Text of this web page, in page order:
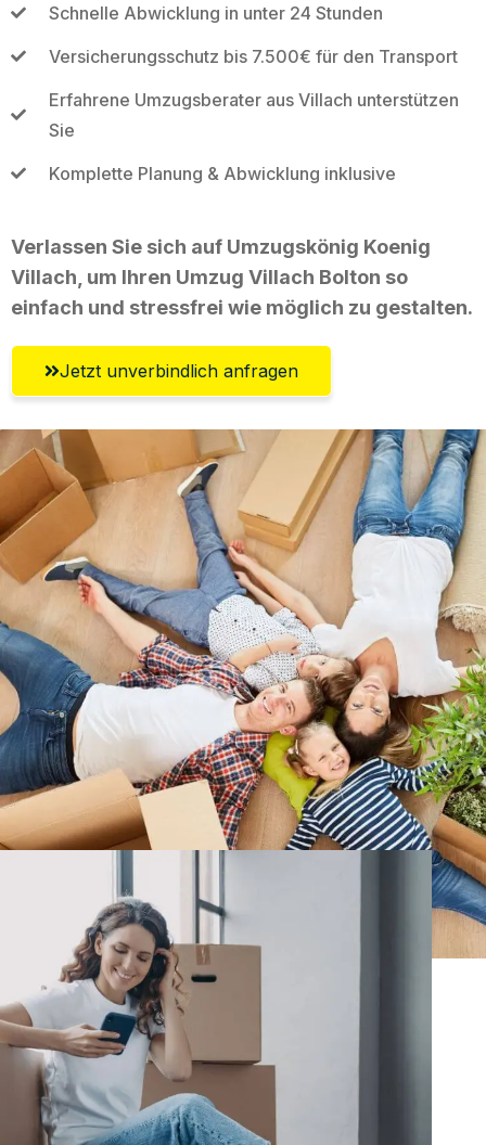
Schnelle Abwicklung in unter 24 Stunden
Versicherungsschutz bis 7.500€ für den Transport
Erfahrene Umzugsberater aus Villach unterstützen
Sie
Komplette Planung & Abwicklung inklusive
Verlassen Sie sich auf Umzugskönig Koenig
Villach, um Ihren Umzug Villach Bolton so
einfach und stressfrei wie möglich zu gestalten.
Jetzt unverbindlich anfragen